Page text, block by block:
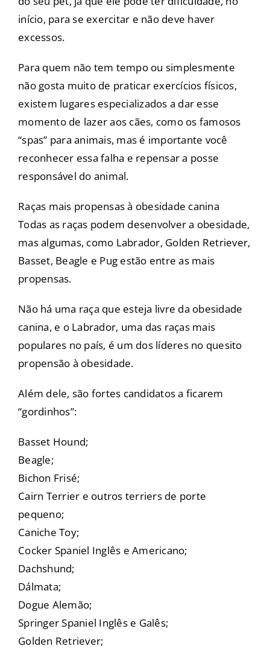
início, para se exercitar e não deve haver
excessos.
Para quem não tem tempo ou simplesmente
não gosta muito de praticar exercícios físicos,
existem lugares especializados a dar esse
momento de lazer aos cães, como os famosos
“spas” para animais, mas é importante você
reconhecer essa falha e repensar a posse
responsável do animal.
Raças mais propensas à obesidade canina
Todas as raças podem desenvolver a obesidade,
mas algumas, como Labrador, Golden Retriever,
Basset, Beagle e Pug estão entre as mais
propensas.
Não há uma raça que esteja livre da obesidade
canina, e o Labrador, uma das raças mais
populares no país, é um dos líderes no quesito
propensão à obesidade.
Além dele, são fortes candidatos a ficarem
“gordinhos”:
Basset Hound;
Beagle;
Bichon Frisé;
Cairn Terrier e outros terriers de porte
pequeno;
Caniche Toy;
Cocker Spaniel Inglês e Americano;
Dachshund;
Dálmata;
Dogue Alemão;
Springer Spaniel Inglês e Galês;
Golden Retriever;